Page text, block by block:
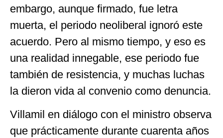
embargo, aunque firmado, fue letra
muerta, el periodo neoliberal ignoró este
acuerdo. Pero al mismo tiempo, y eso es
una realidad innegable, ese periodo fue
también de resistencia, y muchas luchas
la dieron vida al convenio como denuncia.
Villamil en diálogo con el ministro observa
que prácticamente durante cuarenta años